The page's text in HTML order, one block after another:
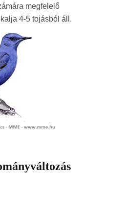
megfelelő
4-5 tojásból áll.